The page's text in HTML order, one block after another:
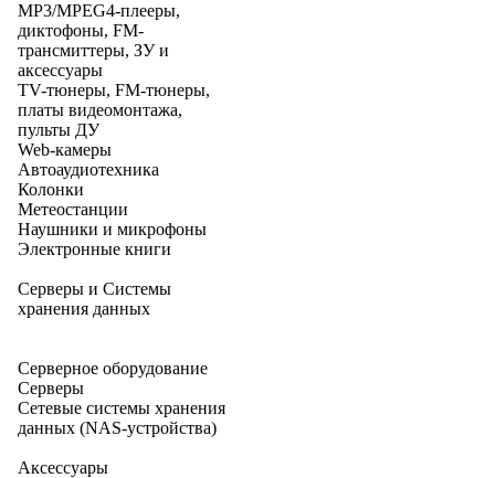
MP3/MPEG4-плееры,
диктофоны, FM-
трансмиттеры, ЗУ и
аксессуары
TV-тюнеры, FM-тюнеры,
платы видеомонтажа,
пульты ДУ
Web-камеры
Автоаудиотехника
Колонки
Метеостанции
Наушники и микрофоны
Электронные книги
Серверы и Системы
хранения данных
Серверное оборудование
Серверы
Сетевые системы хранения
данных (NAS-устройства)
Аксессуары